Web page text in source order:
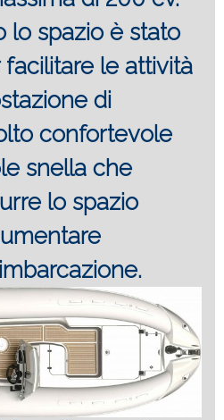
lo spazio è stato
le attività
di
confortevole
snella che
lo spazio